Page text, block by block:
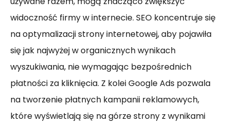
widoczność firmy w internecie. SEO koncentruje się
na optymalizacji strony internetowej, aby pojawiła
się jak najwyżej w organicznych wynikach
wyszukiwania, nie wymagając bezpośrednich
płatności za kliknięcia. Z kolei Google Ads pozwala
na tworzenie płatnych kampanii reklamowych,
które wyświetlają się na górze strony z wynikami